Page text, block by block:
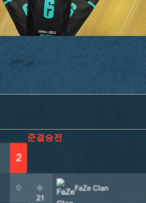
2
0
준결승전
수
21
FaZe Clan